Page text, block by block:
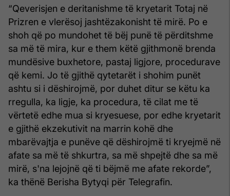
“Qeverisjen e deritanishme të kryetarit Totaj në
Prizren e vlerësoj jashtëzakonisht të mirë. Po e
shoh që po mundohet të bëj punë të përditshme
sa më të mira, kur e them këtë gjithmonë brenda
mundësive buxhetore, pastaj ligjore, procedurave
që kemi. Jo të gjithë qytetarët i shohim punët
ashtu si i dëshirojmë, por duhet ditur se këtu ka
rregulla, ka ligje, ka procedura, të cilat me të
vërtetë edhe mua si kryesuese, por edhe kryetarit
e gjithë ekzekutivit na marrin kohë dhe
mbarëvajtja e punëve që dëshirojmë ti kryejmë në
afate sa më të shkurtra, sa më shpejtë dhe sa më
mirë, s'na lejojnë që ti bëjmë me afate rekorde”,
ka thënë Berisha Bytyqi për Telegrafin.